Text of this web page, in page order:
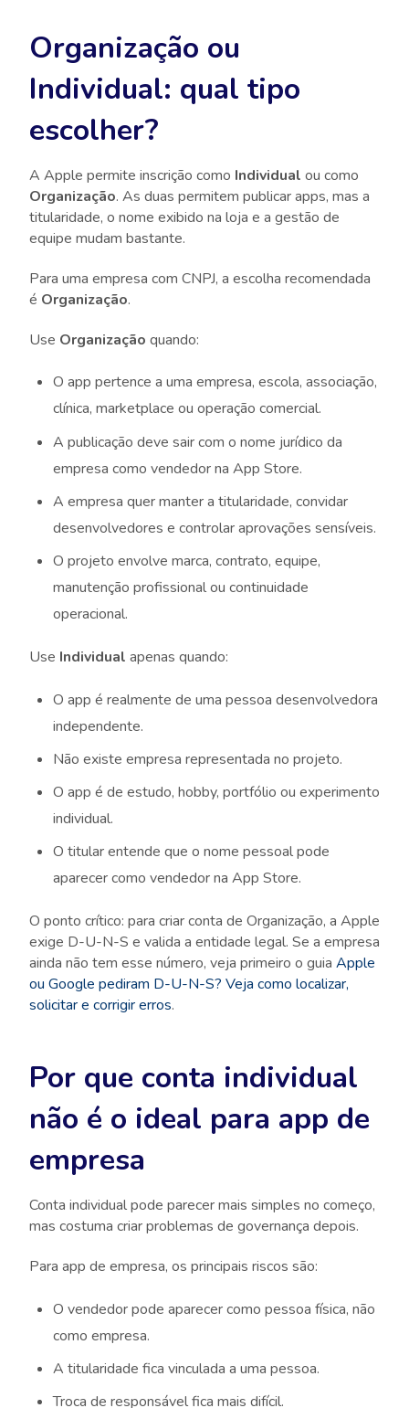
Organização ou
Individual: qual tipo
escolher?
A Apple permite inscrição como Individual ou como
Organização. As duas permitem publicar apps, mas a
titularidade, o nome exibido na loja e a gestão de
equipe mudam bastante.
Para uma empresa com CNPJ, a escolha recomendada
é Organização.
Use Organização quando:
O app pertence a uma empresa, escola, associação,
clínica, marketplace ou operação comercial.
A publicação deve sair com o nome jurídico da
empresa como vendedor na App Store.
A empresa quer manter a titularidade, convidar
desenvolvedores e controlar aprovações sensíveis.
O projeto envolve marca, contrato, equipe,
manutenção profissional ou continuidade
operacional.
Use Individual apenas quando:
O app é realmente de uma pessoa desenvolvedora
independente.
Não existe empresa representada no projeto.
O app é de estudo, hobby, portfólio ou experimento
individual.
O titular entende que o nome pessoal pode
aparecer como vendedor na App Store.
O ponto crítico: para criar conta de Organização, a Apple
exige D-U-N-S e valida a entidade legal. Se a empresa
ainda não tem esse número, veja primeiro o guia Apple
ou Google pediram D-U-N-S? Veja como localizar,
solicitar e corrigir erros.
Por que conta individual
não é o ideal para app de
empresa
Conta individual pode parecer mais simples no começo,
mas costuma criar problemas de governança depois.
Para app de empresa, os principais riscos são:
O vendedor pode aparecer como pessoa física, não
como empresa.
A titularidade fica vinculada a uma pessoa.
Troca de responsável fica mais difícil.